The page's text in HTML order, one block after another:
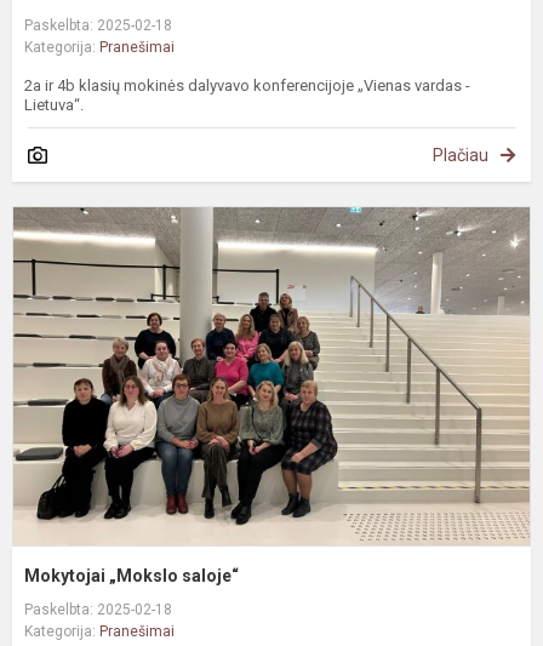
Paskelbta: 2025-02-18
Kategorija: Pranešimai
2a ir 4b klasių mokinės dalyvavo konferencijoje „Vienas vardas -
Lietuva“.
Plačiau
Mokytojai „Mokslo saloje“
Paskelbta: 2025-02-18
Kategorija: Pranešimai